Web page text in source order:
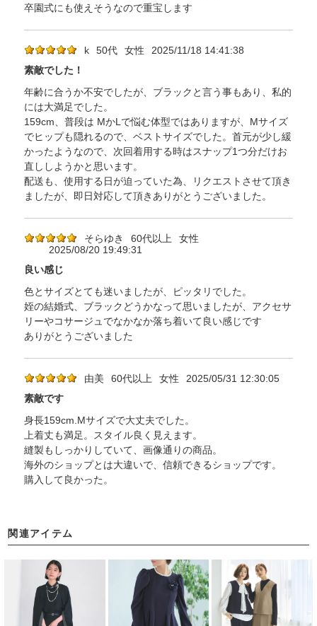
卒園式にも使えそうなので重宝します
k 50代 女性
2025/11/18 14:41:38
素敵でした！
年齢に合うか不安でしたが、ブラックと言う事もあり、私的
には大満足でした。
159cm、普段は MかLで悩む体型ではありますが、Mサイズ
でヒップも隠れるので、ベストサイズでした。首元が少し緩
かったようなので、次回着用する時はスナップ1つ分だけお
直ししようかと思います。
配送も、使用する日が迫っていた為、リクエストさせて頂き
ましたが、即日対応して頂きありがとうございました。
そらゆき 60代以上
女性
2025/08/20 19:49:31
良い感じ
色とサイズとても迷いましたが、ピッタリでした。
姪の結婚式、ブラックどうかなって思いましたが、アクセサ
リーやコサージュでなかなか落ち着いて良い感じです
ありがとうございました
由美 60代以上 女性
2025/05/31 12:30:05
素敵です
身長159cm.Mサイズで大丈夫でした。
上着丈も満足。スタイル良く見えます。
縫製もしっかりしていて、画像通りの商品。
海外のショップとは大違いで、信頼できるショップです。
購入して良かった。
関連アイテム